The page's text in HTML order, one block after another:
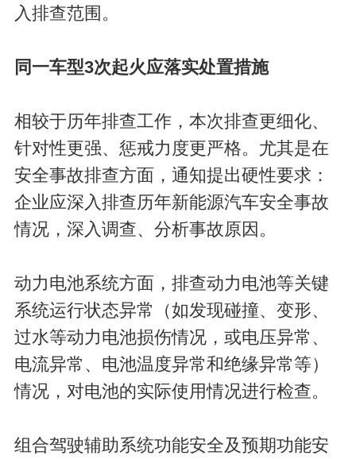
入排查范围。
同一车型3次起火应落实处置措施
相较于历年排查工作，本次排查更细化、
针对性更强、惩戒力度更严格。尤其是在
安全事故排查方面，通知提出硬性要求：
企业应深入排查历年新能源汽车安全事故
情况，深入调查、分析事故原因。
动力电池系统方面，排查动力电池等关键
系统运行状态异常（如发现碰撞、变形、
过水等动力电池损伤情况，或电压异常、
电流异常、电池温度异常和绝缘异常等）
情况，对电池的实际使用情况进行检查。
组合驾驶辅助系统功能安全及预期功能安